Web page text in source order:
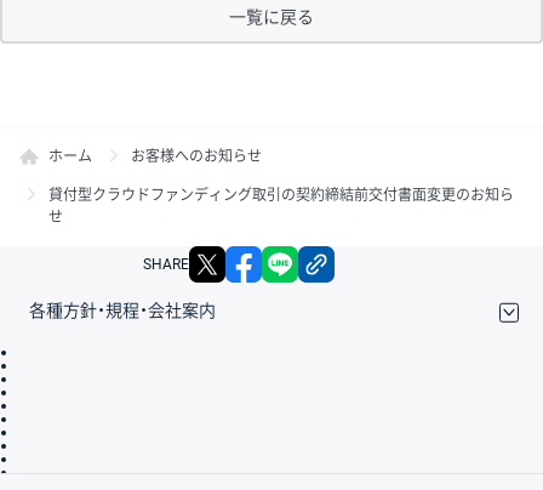
一覧に戻る
ホーム お客様へのお知らせ
貸付型クラウドファンディング取引の契約締結前交付書面変更のお知ら
せ
SHARE X facebook
各種方針・規程・会社案内
会社案内